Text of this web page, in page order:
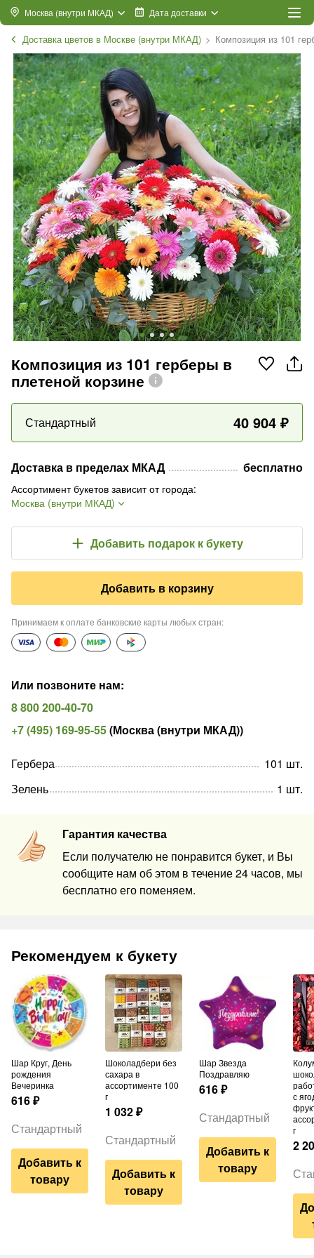
Москва (внутри МКАД) Дата доставки
Доставка цветов в Москве (внутри МКАД) Композиция из 101
Композиция из 101 герберы в
плетеной корзине
Стандартный 40 904 ₽
Доставка в пределах МКАД бесплатно
Ассортимент букетов зависит от города:
Москва (внутри МКАД)
Добавить подарок к букету
Добавить в корзину
Принимаем к оплате банковские карты любых стран:
Или позвоните нам:
8 800 200-40-70
+7 (495) 169-95-55(Москва (внутри МКАД))
Гарантия качества
Если получателю не понравится букет, и Вы
сообщите нам об этом в течение 24 часов, мы
бесплатно его поменяем.
Гербера 101 шт.
Зелень
1 шт.
Рекомендуем к букету
Шар Круг, День
рождения
Вечеринка
616₽
Стандартный
Добавить к
товару
Шоколадбери без
сахара в
ассортименте 100
г
1 032₽
Стандартный
Добавить к
товару
Шар Звезда
Поздравляю
616₽
Стандартный
Добавить к
товару
Колумбийский
с
г
2